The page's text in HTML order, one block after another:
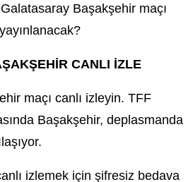
Başakşehir maçı
CANLI İZLE
maçı canlı izleyin. TFF
Başakşehir, deplasmanda
izlemek için şifresiz bedava